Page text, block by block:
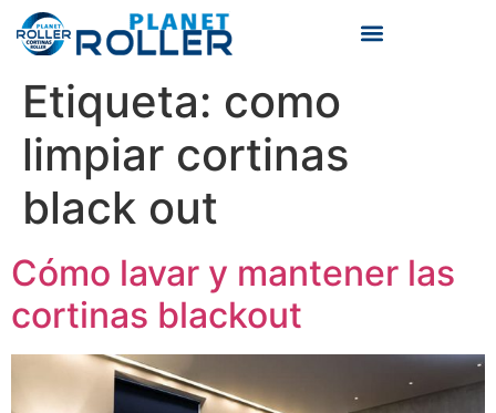
Etiqueta: como
limpiar cortinas
black out
Cómo lavar y mantener las
cortinas blackout